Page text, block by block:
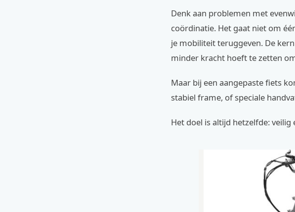
Denk aan problemen met
coördinatie. Het gaat niet om
je mobiliteit teruggeven. De
minder kracht hoeft te zetten
Maar bij een aangepaste fiets
stabiel frame, of speciale
Het doel is altijd hetzelfde: